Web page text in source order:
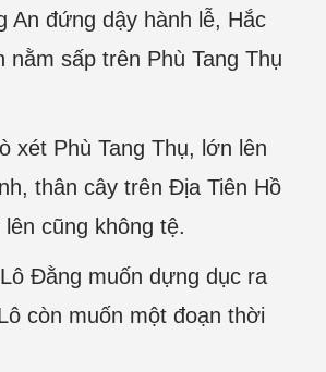
An đứng dậy hành lễ, Hắc
nằm sấp trên Phù Tang Thụ
xét Phù Tang Thụ, lớn lên
thân cây trên Địa Tiên Hồ
cũng không tệ.
Đằng muốn dựng dục ra
còn muốn một đoạn thời